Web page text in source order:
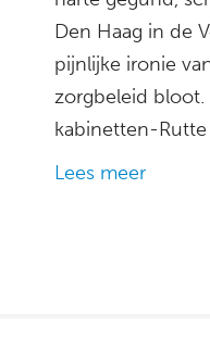
Den Haag in de
pijnlijke ironie
zorgbeleid bloot.
kabinetten-
Lees meer